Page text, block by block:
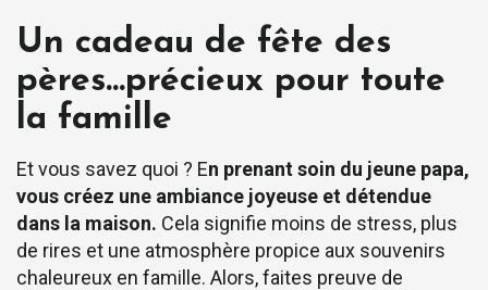
Un cadeau de fête des
pères…précieux pour toute
la famille
Et vous savez quoi ? En prenant soin du jeune papa,
vous créez une ambiance joyeuse et détendue
dans la maison. Cela signifie moins de stress, plus
de rires et une atmosphère propice aux souvenirs
chaleureux en famille. Alors, faites preuve de